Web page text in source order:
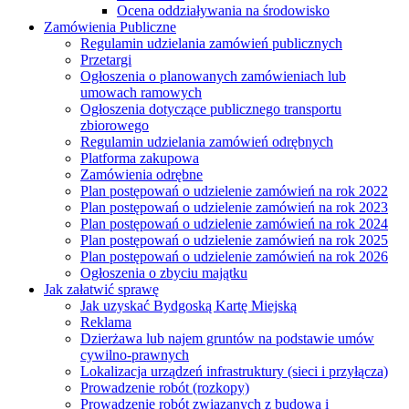
Ocena oddziaływania na środowisko
Zamówienia Publiczne
Regulamin udzielania zamówień publicznych
Przetargi
Ogłoszenia o planowanych zamówieniach lub
umowach ramowych
Ogłoszenia dotyczące publicznego transportu
zbiorowego
Regulamin udzielania zamówień odrębnych
Platforma zakupowa
Zamówienia odrębne
Plan postępowań o udzielenie zamówień na rok 2022
Plan postępowań o udzielenie zamówień na rok 2023
Plan postępowań o udzielenie zamówień na rok 2024
Plan postępowań o udzielenie zamówień na rok 2025
Plan postępowań o udzielenie zamówień na rok 2026
Ogłoszenia o zbyciu majątku
Jak załatwić sprawę
Jak uzyskać Bydgoską Kartę Miejską
Reklama
Dzierżawa lub najem gruntów na podstawie umów
cywilno-prawnych
Lokalizacja urządzeń infrastruktury (sieci i przyłącza)
Prowadzenie robót (rozkopy)
Prowadzenie robót związanych z budowa i